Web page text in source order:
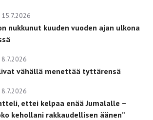
15.7.2026
nukkunut kuuden vuoden ajan ulkona
8.7.2026
vähällä menettää tyttärensä
8.7.2026
ettei kelpaa enää Jumalalle –
kehollani rakkaudellisen äänen”